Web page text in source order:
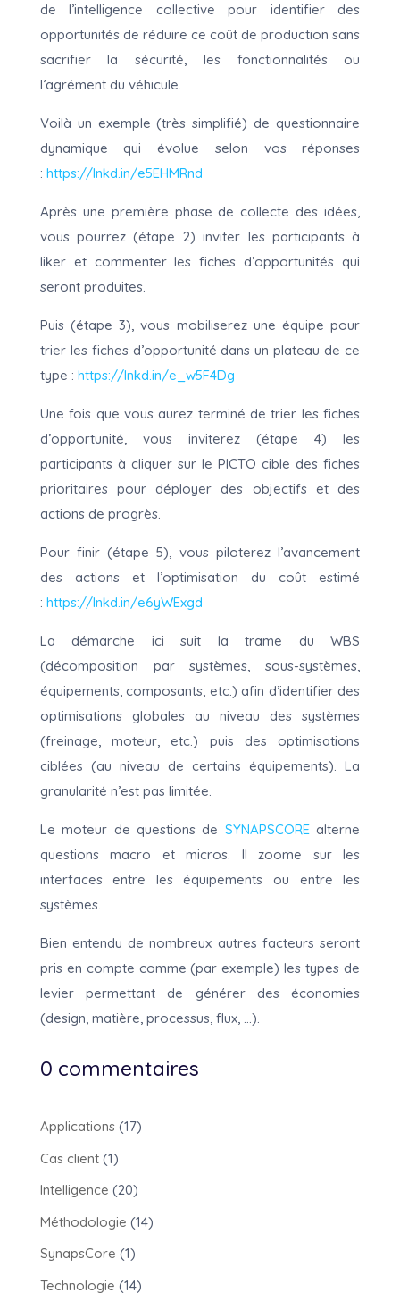
de l’intelligence collective pour identifier des
opportunités de réduire ce coût de production sans
sacrifier la sécurité, les fonctionnalités ou
l’agrément du véhicule.
Voilà un exemple (très simplifié) de questionnaire
dynamique qui évolue selon vos réponses
: https://lnkd.in/e5EHMRnd
Après une première phase de collecte des idées,
vous pourrez (étape 2) inviter les participants à
liker et commenter les fiches d’opportunités qui
seront produites.
Puis (étape 3), vous mobiliserez une équipe pour
trier les fiches d’opportunité dans un plateau de ce
type : https://lnkd.in/e_w5F4Dg
Une fois que vous aurez terminé de trier les fiches
d’opportunité, vous inviterez (étape 4) les
participants à cliquer sur le PICTO cible des fiches
prioritaires pour déployer des objectifs et des
actions de progrès.
Pour finir (étape 5), vous piloterez l’avancement
des actions et l’optimisation du coût estimé
: https://lnkd.in/e6yWExgd
La démarche ici suit la trame du WBS
(décomposition par systèmes, sous-systèmes,
équipements, composants, etc.) afin d’identifier des
optimisations globales au niveau des systèmes
(freinage, moteur, etc.) puis des optimisations
ciblées (au niveau de certains équipements). La
granularité n’est pas limitée.
Le moteur de questions de SYNAPSCOREalterne
questions macro et micros. Il zoome sur les
interfaces entre les équipements ou entre les
systèmes.
Bien entendu de nombreux autres facteurs seront
pris en compte comme (par exemple) les types de
levier permettant de générer des économies
(design, matière, processus, flux, …).
0 commentaires
Applications (17)
Cas client(1)
Intelligence (20)
Méthodologie (14)
SynapsCore (1)
Technologie (14)